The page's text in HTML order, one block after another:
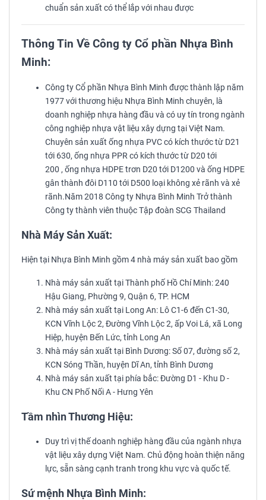
chuẩn sản xuất có thể lắp với nhau được
Thông Tin Về Công ty Cổ phần Nhựa Bình
Minh:
Công ty Cổ phần Nhựa Bình Minh được thành lập năm
1977 với thương hiệu Nhựa Bình Minh chuyên, là
doanh nghiệp nhựa hàng đầu và có uy tín trong ngành
công nghiệp nhựa vật liệu xây dựng tại Việt Nam.
Chuyên sản xuất ống nhựa PVC có kích thước từ D21
tới 630, ống nhựa PPR có kích thước từ D20 tới
200 , ống nhựa HDPE trơn D20 tới D1200 và ống HDPE
gân thành đôi D110 tới D500 loại không xẻ rãnh và xẻ
rãnh.Năm 2018 Công ty Nhựa Bình Minh Trở thành
Công ty thành viên thuộc Tập đoàn SCG Thailand
Nhà Máy Sản Xuất:
Hiện tại Nhựa Bình Minh gồm 4 nhà máy sản xuất bao gồm
Nhà máy sản xuất tại Thành phố Hồ Chí Minh: 240
Hậu Giang, Phường 9, Quận 6, TP. HCM
Nhà máy sản xuất tại Long An: Lô C1-6 đến C1-30,
KCN Vĩnh Lộc 2, Đường Vĩnh Lộc 2, ấp Voi Lá, xã Long
Hiệp, huyện Bến Lức, tỉnh Long An
Nhà máy sản xuất tại Bình Dương: Số 07, đường số 2,
KCN Sóng Thần, huyện Dĩ An, tỉnh Bình Dương
Nhà máy sản xuất tại phía bắc: Đường D1 - Khu D -
Khu CN Phố Nối A - Hưng Yên
Tầm nhìn Thương Hiệu:
Duy trì vị thế doanh nghiệp hàng đầu của ngành nhựa
vật liệu xây dựng Việt Nam. Chủ động hoàn thiện năng
lực, sẵn sàng cạnh tranh trong khu vực và quốc tế.
Sứ mệnh Nhựa Bình Minh: